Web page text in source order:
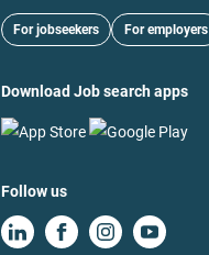
For jobseekers For employers
Download Job search apps
Follow us